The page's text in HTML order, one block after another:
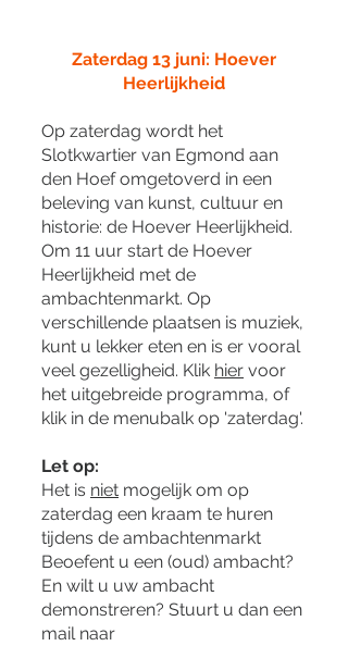
Zaterdag 13 juni: Hoever
Heerlijkheid
Op zaterdag wordt het
Slotkwartier van Egmond aan
den Hoef omgetoverd in een
beleving van kunst, cultuur en
historie: de Hoever Heerlijkheid.
Om 11 uur start de Hoever
Heerlijkheid met de
ambachtenmarkt. Op
verschillende plaatsen is muziek,
kunt u lekker eten en is er vooral
veel gezelligheid. Klik hier voor
het uitgebreide programma, of
klik in de menubalk op 'zaterdag'.
Let op:
Het is niet mogelijk om op
zaterdag een kraam te huren
tijdens de ambachtenmarkt
Beoefent u een (oud) ambacht?
En wilt u uw ambacht
demonstreren? Stuurt u dan een
mail naar